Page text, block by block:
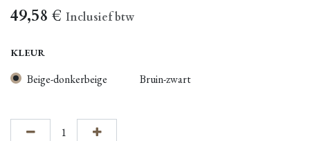
49,58 € Inclusief btw
KLEUR
Beige-donkerbeige Bruin-zwart